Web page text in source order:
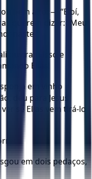
bem alto: — “Eloí,
querem dizer: “Meu
ouviram isso e
Elias!
em vinho
deu para Jesus
se Elias vem tirá-lo
em dois pedaços,